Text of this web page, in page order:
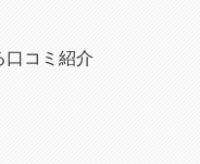
口コミ紹介